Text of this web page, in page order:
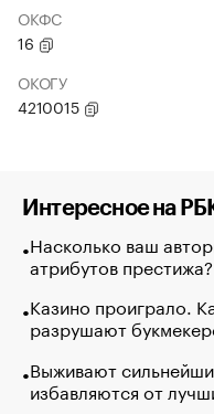
ОКФС
16
ОКОГУ
4210015
Интересное на
Насколько ваш
атрибутов
Казино проиграло.
разрушают
Выживают
избавляются от